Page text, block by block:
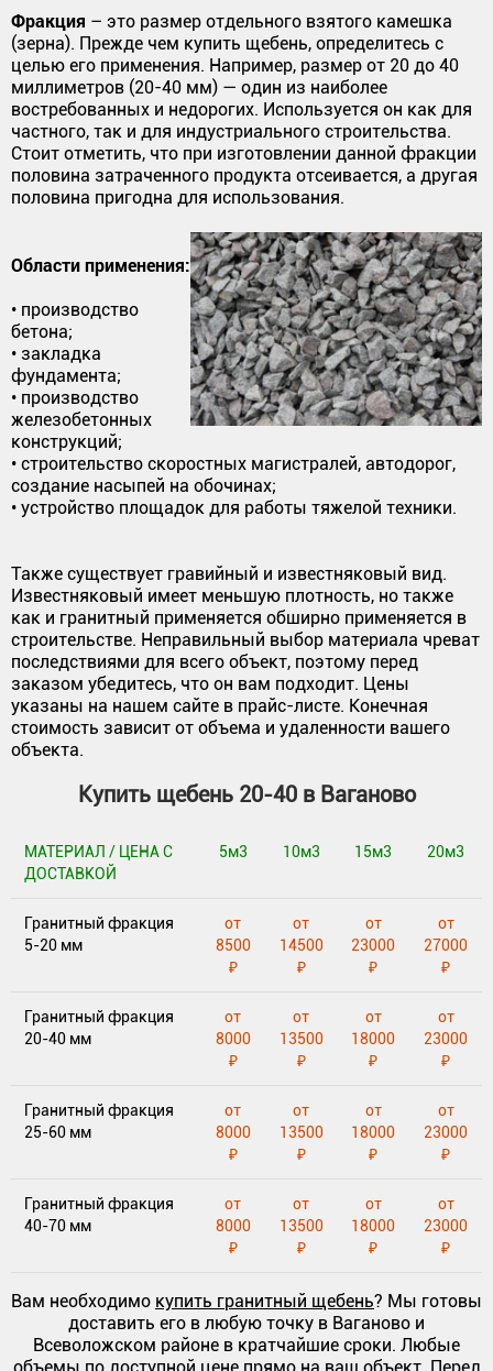
Фракция – это размер отдельного взятого камешка
(зерна). Прежде чем купить щебень, определитесь с
целью его применения. Например, размер от 20 до 40
миллиметров (20-40 мм) — один из наиболее
востребованных и недорогих. Используется он как для
частного, так и для индустриального строительства.
Стоит отметить, что при изготовлении данной фракции
половина затраченного продукта отсеивается, а другая
половина пригодна для использования.
Области применения:
• производство
бетона;
• закладка
фундамента;
• производство
железобетонных
конструкций;
• строительство скоростных магистралей, автодорог,
создание насыпей на обочинах;
• устройство площадок для работы тяжелой техники.
Также существует гравийный и известняковый вид.
Известняковый имеет меньшую плотность, но также
как и гранитный применяется обширно применяется в
строительстве. Неправильный выбор материала чреват
последствиями для всего объект, поэтому перед
заказом убедитесь, что он вам подходит. Цены
указаны на нашем сайте в прайс-листе. Конечная
стоимость зависит от объема и удаленности вашего
объекта.
Купить щебень 20-40 в Ваганово
МАТЕРИАЛ / ЦЕНА С
ДОСТАВКОЙ
5м3 10м3 15м3 20м3
Гранитный фракция
5-20 мм
от
8500
₽
от
14500
₽
от
23000
₽
от
27000
₽
Гранитный фракция
20-40 мм
от
8000
₽
от
13500
₽
от
18000
₽
от
23000
₽
Гранитный фракция
25-60 мм
от
8000
₽
от
13500
₽
от
18000
₽
от
23000
₽
Гранитный фракция
40-70 мм
от
8000
₽
от
13500
₽
от
18000
₽
от
23000
₽
Вам необходимо купить гранитный щебень? Мы готовы
доставить его в любую точку в Ваганово и
Всеволожском районе в кратчайшие сроки. Любые